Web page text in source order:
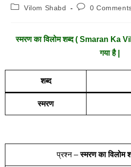
Author:
PostVilom Shabd
Post0
स्मरण का विलोम शब्द ( Smaran Ka
गया है |
शब्द
स्मरण
प्रश्न –स्मरण का विलोम